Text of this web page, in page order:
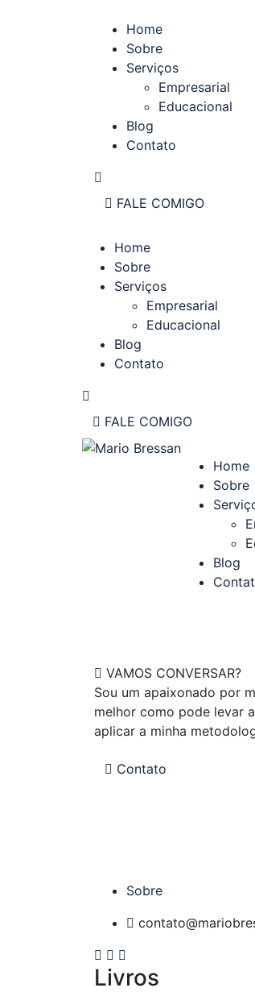
Home
Sobre
Serviços
Empresarial
Educacional
Blog
Contato
FALE COMIGO
Home
Sobre
Serviços
Empresarial
Educacional
Blog
Contato
FALE COMIGO
Home
Sobre
Blog
VAMOS CONVERSAR?
Sou um apaixonado por
melhor como pode levar
aplicar a minha
Contato
Sobre
Livros